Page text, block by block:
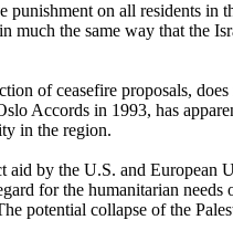
on all residents
the same way that the
of ceasefire proposals,
Accords in 1993, has
in the region.
by the U.S. and
for the humanitarian
potential collapse of the